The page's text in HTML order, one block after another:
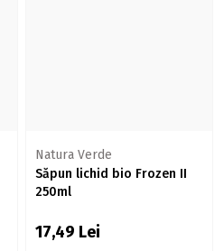
Natura Verde
Săpun lichid bio Frozen II
250ml
17,49 Lei